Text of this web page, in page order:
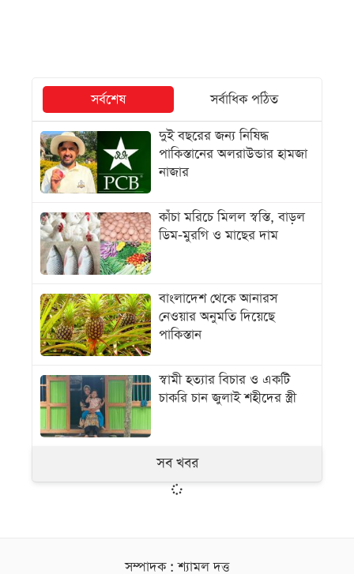
সর্বশেষ
সর্বাধিক পঠিত
দুই বছরের জন্য নিষিদ্ধ
পাকিস্তানের অলরাউন্ডার হামজা
নাজার
কাঁচা মরিচে মিলল স্বস্তি, বাড়ল
ডিম-মুরগি ও মাছের দাম
বাংলাদেশ থেকে আনারস
নেওয়ার অনুমতি দিয়েছে
পাকিস্তান
স্বামী হত্যার বিচার ও একটি
চাকরি চান জুলাই শহীদের স্ত্রী
সব খবর
সম্পাদক : শ্যামল দত্ত